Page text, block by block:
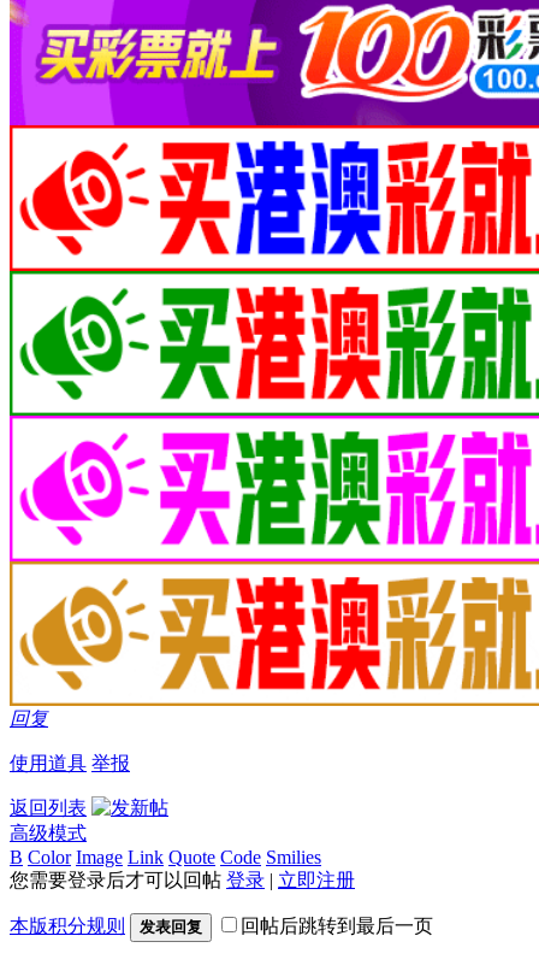
回复
使用道具 举报
返回列表
高级模式
B Color Image Link Quote Code Smilies
您需要登录后才可以回帖 登录 | 立即注册
本版积分规则 发表回复 回帖后跳转到最后一页